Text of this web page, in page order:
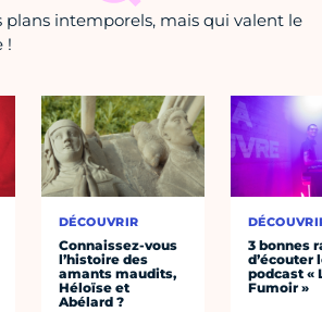
plans intemporels, mais qui valent le
!
DÉCOUVRIR
Connaissez-vous
l’histoire des
amants maudits,
Héloïse et
Abélard ?
3 bonnes
d’écouter
podcast «
Fumoir »